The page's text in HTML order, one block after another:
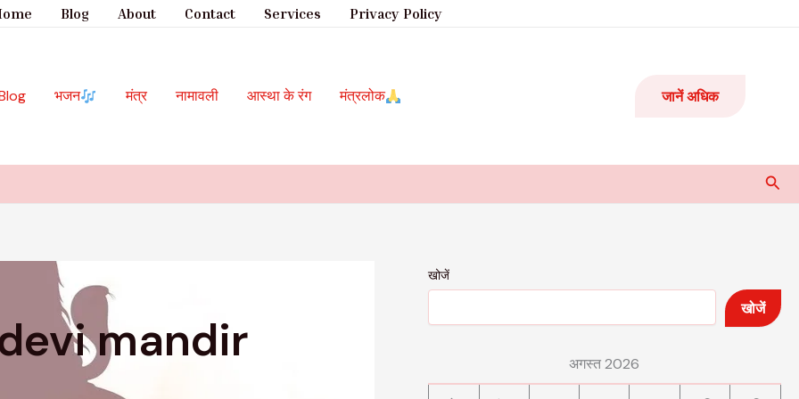
Blog About Contact Services Privacy Policy
भजन मंत्र नामावली आस्था के रंग मंत्रलोक जानें अधिक
mandir
खोजें
खोजें
अगस्त 2026